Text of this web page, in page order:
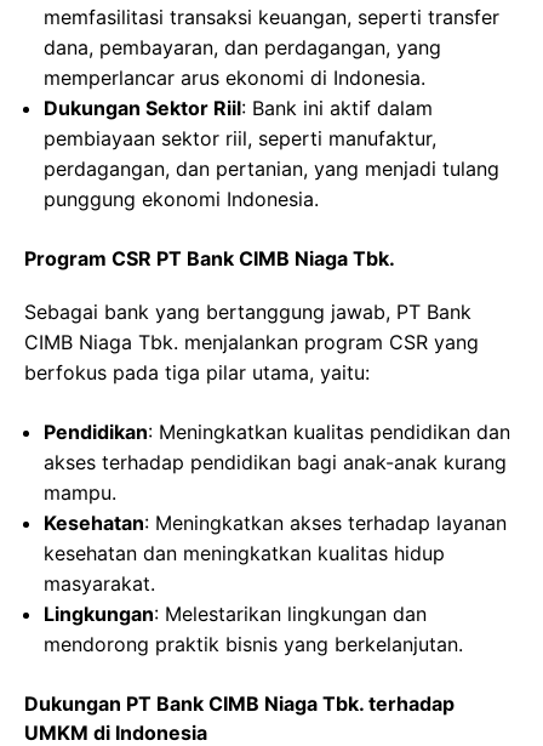
memfasilitasi transaksi keuangan, seperti transfer
dana, pembayaran, dan perdagangan, yang
memperlancar arus ekonomi di Indonesia.
Dukungan Sektor Riil: Bank ini aktif dalam
pembiayaan sektor riil, seperti manufaktur,
perdagangan, dan pertanian, yang menjadi tulang
punggung ekonomi Indonesia.
Program CSR PT Bank CIMB Niaga Tbk.
Sebagai bank yang bertanggung jawab, PT Bank
CIMB Niaga Tbk. menjalankan program CSR yang
berfokus pada tiga pilar utama, yaitu:
Pendidikan: Meningkatkan kualitas pendidikan dan
akses terhadap pendidikan bagi anak-anak kurang
mampu.
Kesehatan: Meningkatkan akses terhadap layanan
kesehatan dan meningkatkan kualitas hidup
masyarakat.
Lingkungan: Melestarikan lingkungan dan
mendorong praktik bisnis yang berkelanjutan.
Dukungan PT Bank CIMB Niaga Tbk. terhadap
UMKM di Indonesia